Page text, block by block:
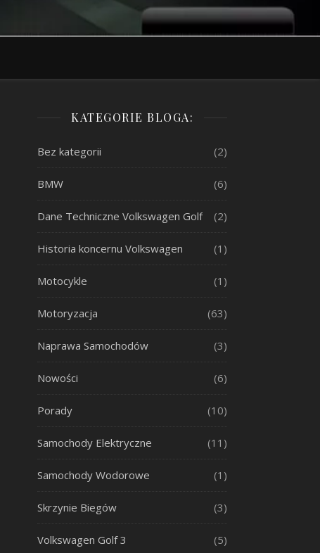
KATEGORIE BLOGA:
Bez kategorii (2)
BMW (6)
Dane Techniczne Volkswagen Golf (2)
Historia koncernu Volkswagen (1)
Motocykle (1)
Motoryzacja (63)
Naprawa Samochodów (3)
Nowości (6)
Porady (10)
Samochody Elektryczne (11)
Samochody Wodorowe (1)
Skrzynie Biegów (3)
Volkswagen Golf 3 (5)